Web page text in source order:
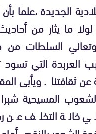
الجديدة ،علما
ما يثار من
السلطات من
العربدة التي تسود
عن ثقافتنا . ويأبى
المسيحية شبرا
خانة التخلف عن